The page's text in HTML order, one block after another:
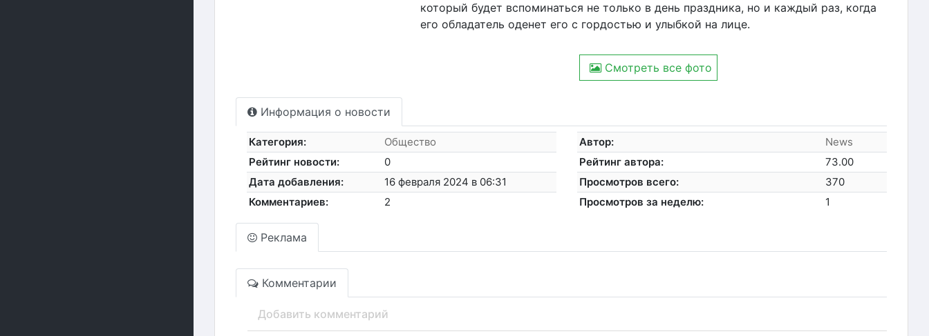
который будет вспоминаться не только в день праздника, но и каждый раз, когда
его обладатель оденет его с гордостью и улыбкой на лице.
Смотреть все фото
Информация о новости
Категория:
Общество
Рейтинг новости:
0
Дата добавления:
16 февраля 2024 в 06:31
Комментариев:
2
Автор:
News
Рейтинг автора:
73.00
Просмотров всего:
370
Просмотров за неделю:
1
Реклама
Комментарии
Добавить комментарий